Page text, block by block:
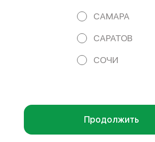
аналитических сервисов согласно нашей
конфиденциальности
САМАРА
САРАТОВ
СОЧИ